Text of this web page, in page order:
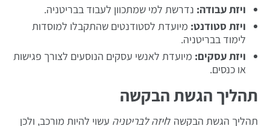
ויזת עבודה: נדרשת למי שמתכוון לעבוד בבריטניה.
ויזת סטודנט: מיועדת לסטודנטים שהתקבלו למוסדות
לימוד בבריטניה.
ויזת עסקים: מיועדת לאנשי עסקים הנוסעים לצורך פגישות
או כנסים.
תהליך הגשת הבקשה
תהליך הגשת הבקשה לויזה לבריטניה עשוי להיות מורכב, ולכן